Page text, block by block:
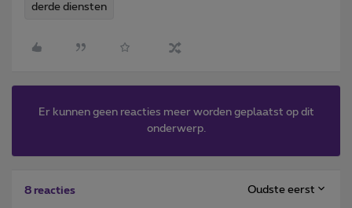
derde diensten
Er kunnen geen reacties meer worden geplaatst op dit
onderwerp.
8 reacties Oudste eerst